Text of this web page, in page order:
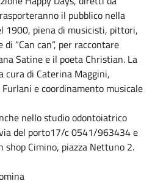
il pubblico nella
1900, piena di musicisti, pittori,
“Can can”, per raccontare
Satine e il poeta Christian. La
cura di Caterina Maggini,
e coordinamento musicale
nello studio odontoiatrico
del porto17/c 0541/963434 e
shop Cimino, piazza Nettuno 2.